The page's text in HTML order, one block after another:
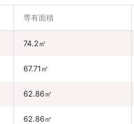
専有面積
74.2㎡
67.71㎡
62.86㎡
62.86㎡